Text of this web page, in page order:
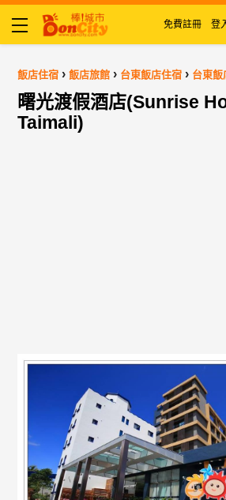
免費註冊 登
飯店住宿 ›飯店旅館 › 台東飯店住宿 › 台東飯
曙光渡假酒店(Sunrise
Taimali)